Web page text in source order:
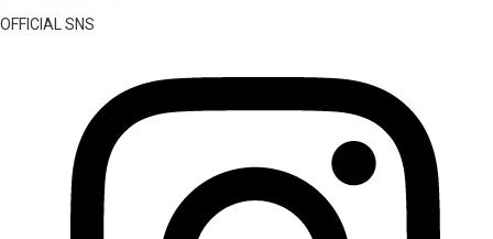
OFFICIAL SNS